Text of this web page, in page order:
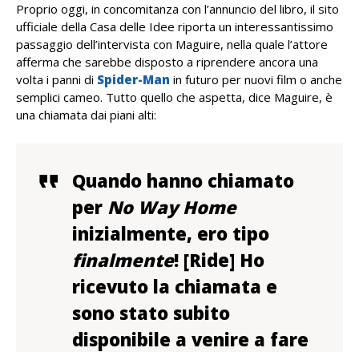
Proprio oggi, in concomitanza con l’annuncio del libro, il sito
ufficiale della Casa delle Idee riporta un interessantissimo
passaggio dell’intervista con Maguire, nella quale l’attore
afferma che sarebbe disposto a riprendere ancora una
volta i panni di Spider-Man in futuro per nuovi film o anche
semplici cameo. Tutto quello che aspetta, dice Maguire, è
una chiamata dai piani alti:
Quando hanno chiamato
per No Way Home
inizialmente, ero tipo
finalmente! [Ride] Ho
ricevuto la chiamata e
sono stato subito
disponibile a venire a fare